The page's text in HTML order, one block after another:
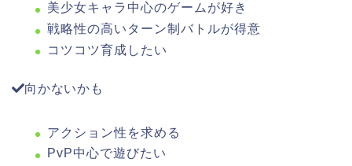
美少女キャラ中心のゲームが好き
戦略性の高いターン制バトルが得意
コツコツ育成したい
向かないかも
アクション性を求める
PvP中心で遊びたい